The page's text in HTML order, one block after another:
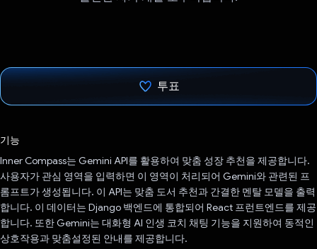
투표
기능
Inner Compass는 Gemini API를 활용하여 맞춤 성장 추천을 제공합니다.
사용자가 관심 영역을 입력하면 이 영역이 처리되어 Gemini와 관련된 프
롬프트가 생성됩니다. 이 API는 맞춤 도서 추천과 간결한 멘탈 모델을 출력
합니다. 이 데이터는 Django 백엔드에 통합되어 React 프런트엔드를 제공
합니다. 또한 Gemini는 대화형 AI 인생 코치 채팅 기능을 지원하여 동적인
상호작용과 맞춤설정된 안내를 제공합니다.